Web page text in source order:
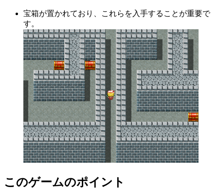
宝箱が置かれており、これらを入手することが重要で
す。
このゲームのポイント